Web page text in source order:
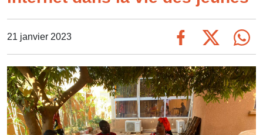
21 janvier 2023